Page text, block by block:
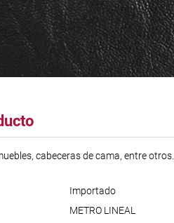
cabeceras de cama, entre otros.
Importado
METRO LINEAL